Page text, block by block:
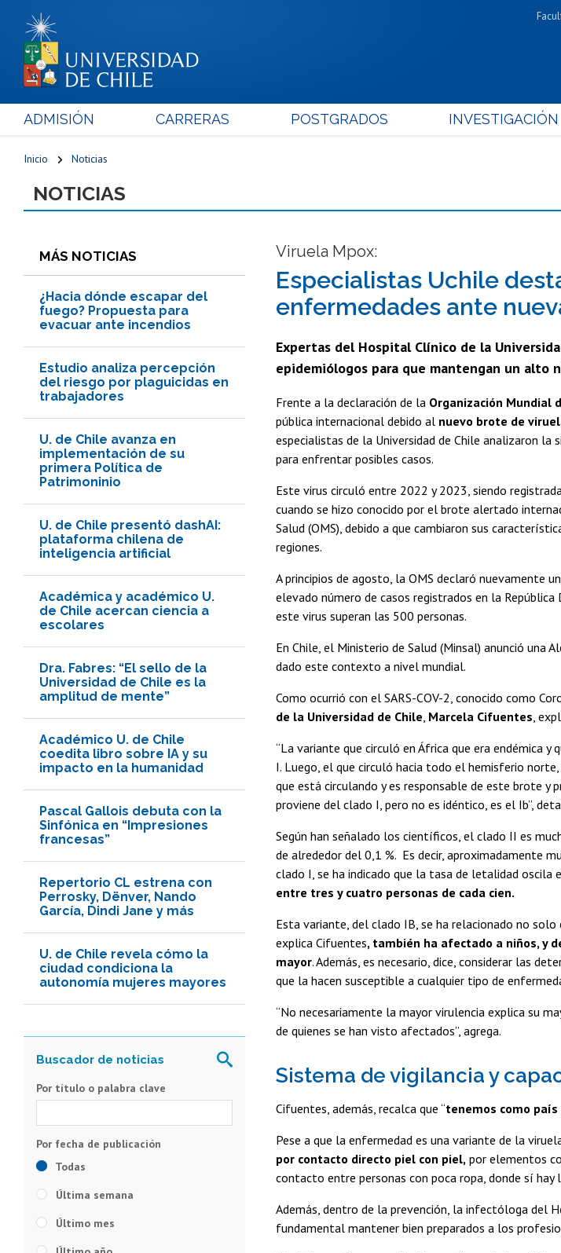
ADMISIÓN CARRERAS POSTGRADOS INVESTIGACIÓN
Inicio Noticias
NOTICIAS
MÁS NOTICIAS
¿Hacia dónde escapar del
fuego? Propuesta para
evacuar ante incendios
Estudio analiza percepción
del riesgo por plaguicidas en
trabajadores
U. de Chile avanza en
implementación de su
primera Política de
Patrimoninio
U. de Chile presentó dashAI:
plataforma chilena de
inteligencia artificial
Académica y académico U.
de Chile acercan ciencia a
escolares
Dra. Fabres: “El sello de la
Universidad de Chile es la
amplitud de mente”
Académico U. de Chile
coedita libro sobre IA y su
impacto en la humanidad
Pascal Gallois debuta con la
Sinfónica en “Impresiones
francesas”
Repertorio CL estrena con
Perrosky, Dënver, Nando
García, Dindi Jane y más
U. de Chile revela cómo la
ciudad condiciona la
autonomía mujeres mayores
Viruela Mpox:
Especialistas Uchile
enfermedades ante
Expertas del Hospital Clínico de la
epidemiólogos para que mantengan un alto
Frente a la declaración de la Organización Mundial
pública internacional debido al nuevo brote de
especialistas de la Universidad de Chile analizaron la
para enfrentar posibles casos.
Este virus circuló entre 2022 y 2023, siendo
cuando se hizo conocido por el brote alertado
Salud (OMS), debido a que cambiaron sus
regiones.
A principios de agosto, la OMS declaró nuevamente
elevado número de casos registrados en la
este virus superan las 500 personas.
En Chile, el Ministerio de Salud (Minsal) anunció una
dado este contexto a nivel mundial.
Como ocurrió con el SARS-COV-2, conocido como
de la Universidad de Chile Marcela Cifuentes ,
“La variante que circuló en África que era endémica
I. Luego, el que circuló hacia todo el hemisferio
que está circulando y es responsable de este brote y
proviene del clado I, pero no es idéntico, es el Ib”,
Según han señalado los científicos, el clado II es
de alrededor del 0,1 %. Es decir, aproximadamente
clado I, se ha indicado que la tasa de letalidad oscila
entre tres y cuatro personas de cada cien.
Esta variante, del clado IB, se ha relacionado no
explica Cifuentes, también ha afectado a niños, y
mayor. Además, es necesario, dice, considerar las
que la hacen susceptible a cualquier tipo de
“No necesariamente la mayor virulencia explica su
de quienes se han visto afectados”, agrega.
Sistema de vigilancia y
Cifuentes, además, recalca que “tenemos como
Pese a que la enfermedad es una variante de la
por contacto directo piel con piel, por elementos
contacto entre personas con poca ropa, donde sí
Además, dentro de la prevención, la infectóloga del
fundamental mantener bien preparados a los
Por título o palabra clave
Todas
Última semana
Último mes